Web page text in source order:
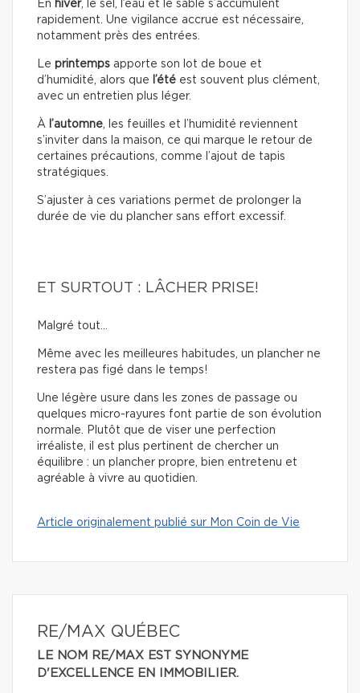
En hiver, le sel, l’eau et le sable s’accumulent
rapidement. Une vigilance accrue est nécessaire,
notamment près des entrées.
Le printemps apporte son lot de boue et
d’humidité, alors que l’été est souvent plus clément,
avec un entretien plus léger.
À l’automne , les feuilles et l’humidité reviennent
s’inviter dans la maison, ce qui marque le retour de
certaines précautions, comme l’ajout de tapis
stratégiques.
S’ajuster à ces variations permet de prolonger la
durée de vie du plancher sans effort excessif.
ET SURTOUT : LÂCHER PRISE!
Malgré tout…
Même avec les meilleures habitudes, un plancher ne
restera pas figé dans le temps!
Une légère usure dans les zones de passage ou
quelques micro-rayures font partie de son évolution
normale. Plutôt que de viser une perfection
irréaliste, il est plus pertinent de chercher un
équilibre : un plancher propre, bien entretenu et
agréable à vivre au quotidien.
Article originalement publié sur Mon Coin de Vie
RE/MAX QUÉBEC
LE NOM RE/MAX EST SYNONYME
D'EXCELLENCE EN IMMOBILIER.